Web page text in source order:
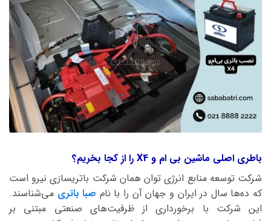
باطری اصلی ماشین بی ام و X4 را از کجا بخریم؟
شرکت توسعه منابع انرژی توان همان شرکت باتریسازی نیرو است
که ده‌ها سال در ایران و جهان آن را با نام صبا باتری می‌شناسند.
این شرکت با برخورداری از ظرفیت‌های صنعتی مبتنی بر